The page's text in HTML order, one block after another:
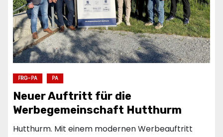
FRG-PA PA
Neuer Auftritt für die
Werbegemeinschaft Hutthurm
Hutthurm. Mit einem modernen Werbeauftritt